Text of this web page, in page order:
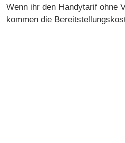
Wenn ihr den Handytarif ohne
kommen die